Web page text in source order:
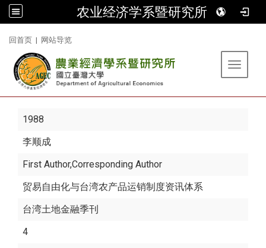
农业经济学系暨研究所
回首页 | 网站导览
Toggle
1988
李顺成
First Author,Corresponding Author
贸易自由化与台湾农产品运销制度资讯体系
台湾土地金融季刊
4